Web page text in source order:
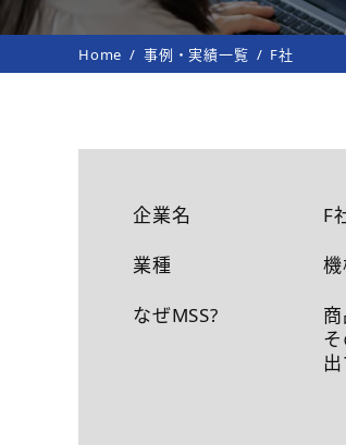
Home 事例・実績一覧 F社
企業名
F
業種
なぜMSS?